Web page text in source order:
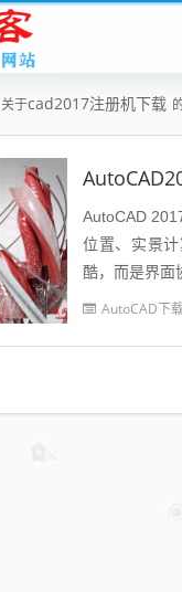
关于cad2017注册机下载
AutoCAD
位置、实景
酷，而是界面
明显。4、
AutoCAD下